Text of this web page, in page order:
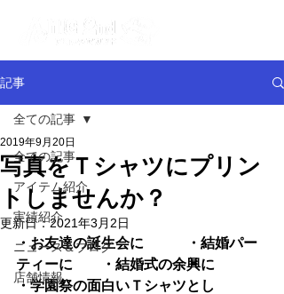
記事
全ての記事
アイテム紹介
実績紹介
ニュース＆ブログ
店舗情報
全ての記事
写真をＴシャツにプリン
トしませんか？
2019年9月20日
更新日：2021年3月2日
・お友達の誕生会に　　　・結婚パー
ティーに　　・結婚式の余興に
・学園祭の面白いＴシャツとし